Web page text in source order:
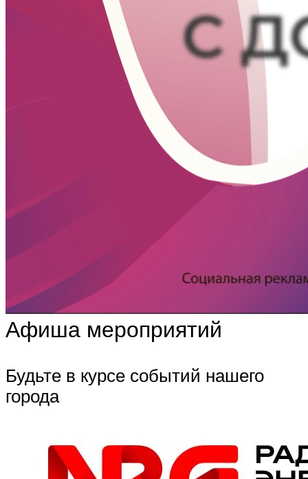
Афиша мероприятий
Будьте в курсе событий нашего
города